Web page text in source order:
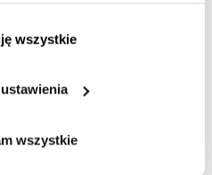
wszystkie
wszystkie
inteligencji wizualnej
ale jest tysiąckrotnie
dziedziny, by wskazać równie